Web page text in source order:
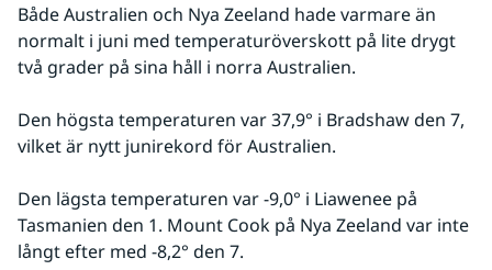
Både Australien och Nya Zeeland hade varmare än
normalt i juni med temperaturöverskott på lite drygt
två grader på sina håll i norra Australien.
Den högsta temperaturen var 37,9° i Bradshaw den 7,
vilket är nytt junirekord för Australien.
Den lägsta temperaturen var -9,0° i Liawenee på
Tasmanien den 1. Mount Cook på Nya Zeeland var inte
långt efter med -8,2° den 7.